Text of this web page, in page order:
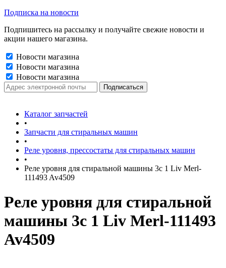
Подписка на новости
Подпишитесь на рассылку и получайте свежие новости и
акции нашего магазина.
Новости магазина
Новости магазина
Новости магазина
Каталог запчастей
•
Запчасти для стиральных машин
•
Реле уровня, прессостаты для стиральных машин
•
Реле уровня для стиральной машины 3c 1 Liv Merl-
111493 Av4509
Реле уровня для стиральной
машины 3c 1 Liv Merl-111493
Av4509